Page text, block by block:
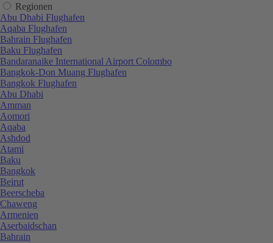
Regionen
Abu Dhabi Flughafen
Aqaba Flughafen
Bahrain Flughafen
Baku Flughafen
Bandaranaike International Airport Colombo
Bangkok-Don Muang Flughafen
Bangkok Flughafen
Abu Dhabi
Amman
Aomori
Aqaba
Ashdod
Atami
Baku
Bangkok
Beirut
Beerscheba
Chaweng
Armenien
Aserbaidschan
Bahrain